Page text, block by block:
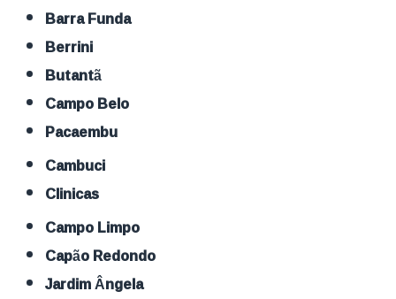
Barra Funda
Berrini
Butantã
Campo Belo
Pacaembu
Cambuci
Clinicas
Campo Limpo
Capão Redondo
Jardim Ângela